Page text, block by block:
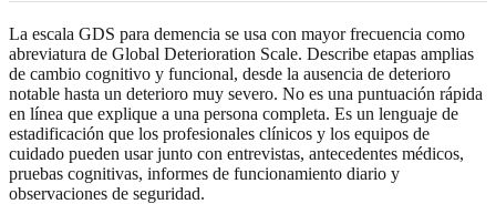
La escala GDS para demencia se usa con mayor frecuencia como
abreviatura de Global Deterioration Scale. Describe etapas amplias
de cambio cognitivo y funcional, desde la ausencia de deterioro
notable hasta un deterioro muy severo. No es una puntuación rápida
en línea que explique a una persona completa. Es un lenguaje de
estadificación que los profesionales clínicos y los equipos de
cuidado pueden usar junto con entrevistas, antecedentes médicos,
pruebas cognitivas, informes de funcionamiento diario y
observaciones de seguridad.